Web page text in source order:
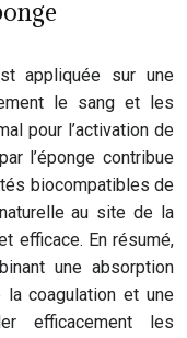
appliquée sur une
le sang et les
pour l’activation de
l’éponge contribue
biocompatibles de
au site de la
efficace. En résumé,
une absorption
coagulation et une
efficacement les